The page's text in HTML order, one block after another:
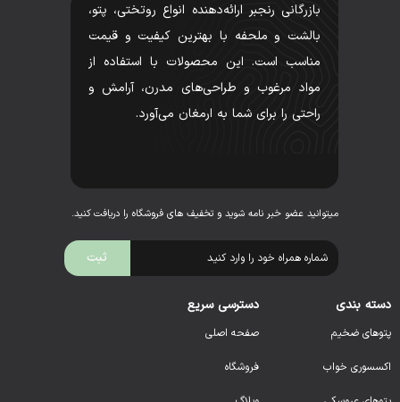
بازرگانی رنجبر ارائه‌دهنده انواع روتختی، پتو،
بالشت و ملحفه با بهترین کیفیت و قیمت
مناسب است. این محصولات با استفاده از
مواد مرغوب و طراحی‌های مدرن، آرامش و
راحتی را برای شما به ارمغان می‌آورد.
میتوانید عضو خبر نامه شوید و تخفیف های فروشگاه را دریافت کنید.
دسته بندی
پتوهای ضخیم
اکسسوری خواب
دسترسی سریع
صفحه اصلی
فروشگاه